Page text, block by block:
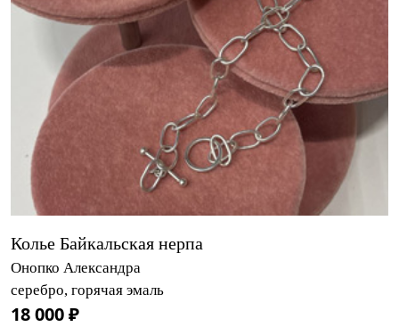
Колье Байкальская нерпа
Онопко Александра
серебро, горячая эмаль
18 000 ₽